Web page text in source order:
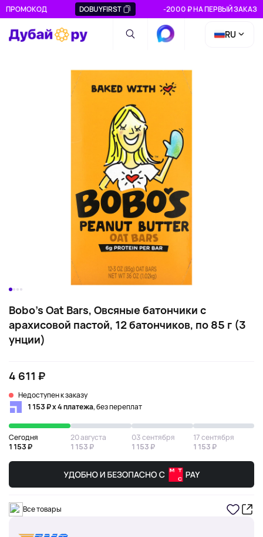
ПРОМОКОД DOBUYFIRST -2000 ₽ НА ПЕРВЫЙ ЗАКАЗ
RU
Bobo's Oat Bars, Овсяные батончики с
арахисовой пастой, 12 батончиков, по 85 г (3
унции)
4 611 ₽
Недоступен к заказу
1 153 ₽ х 4 платежа, без переплат
Сегодня
1 153 ₽
20 августа
1 153 ₽
03 сентября
1 153 ₽
17 сентября
1 153 ₽
Все товары